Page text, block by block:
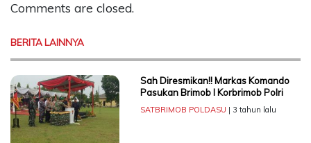
Comments are closed.
BERITA LAINNYA
Sah Diresmikan!! Markas Komando
Pasukan Brimob I Korbrimob Polri
SATBRIMOB POLDASU | 3 tahun lalu